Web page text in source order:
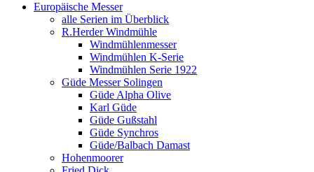
Europäische Messer
alle Serien im Überblick
R.Herder Windmühle
Windmühlenmesser
Windmühlen K-Serie
Windmühlen Serie 1922
Güde Messer Solingen
Güde Alpha Olive
Karl Güde
Güde Gußstahl
Güde Synchros
Güde/Balbach Damast
Hohenmoorer